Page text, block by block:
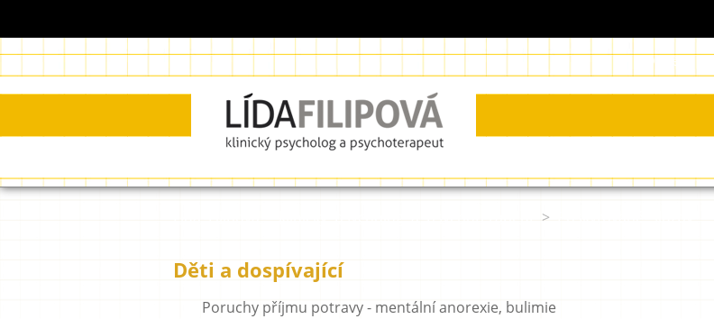
O mě
>
Děti a dospívající
Poruchy příjmu potravy - mentální anorexie, bulimie